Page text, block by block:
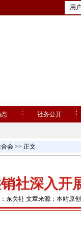
用
社务公开
会 >> 正文
社深入开
：东关社 文章来源：本站原